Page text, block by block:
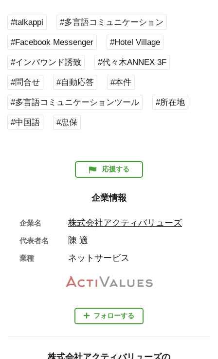
#talkappi #多言語コミュニケーション
#Facebook Messenger #Hotel Village
#インバウンド誘致 #代々木ANNEX 3F
#問合せ #自動応答 #本件
#多言語コミュニケーションツール #所在地
#中国語 #忠保
応援する
企業情報
フォローする
企業名 株式会社アクティバリューズ
代表者名 陳 適
業種 ネットサービス
株式会社アクティバリューズの